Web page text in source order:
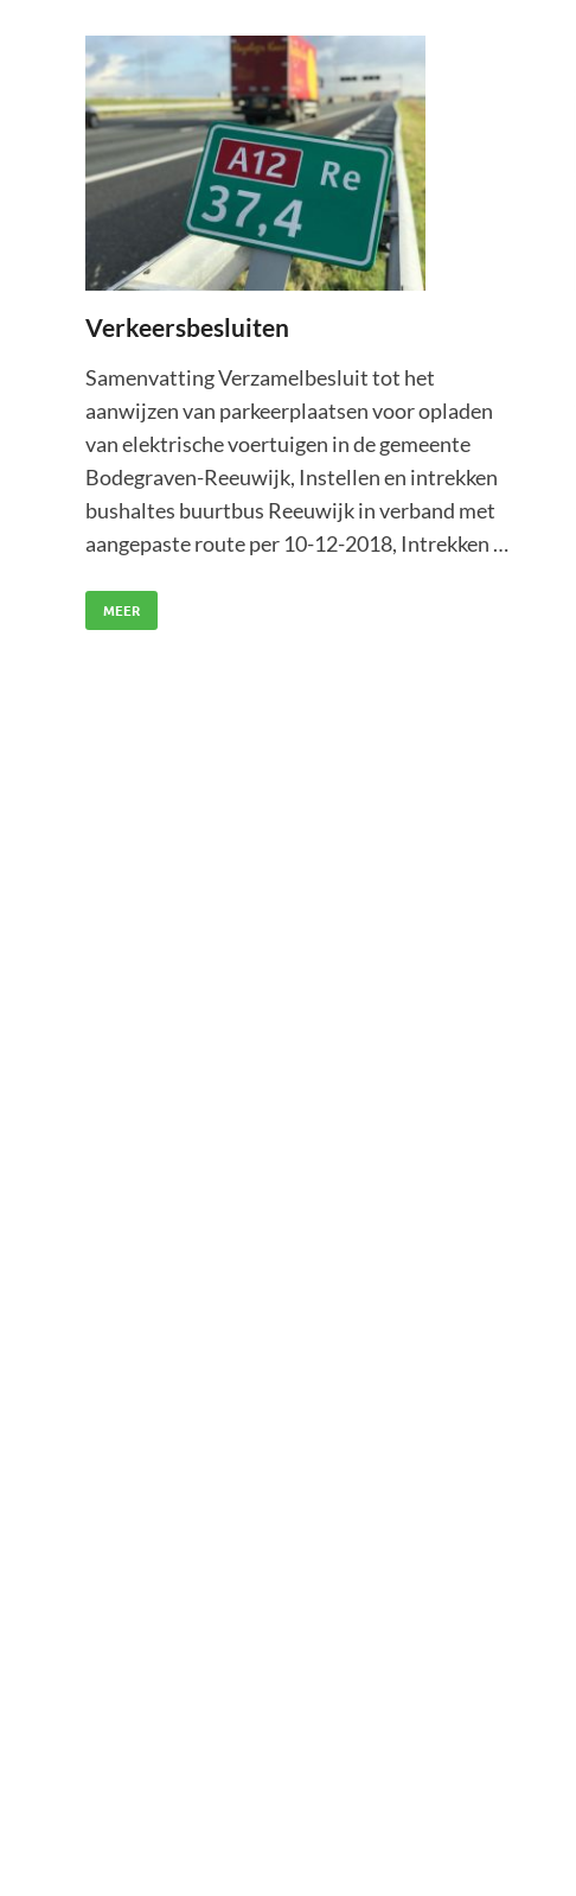
Verkeersbesluiten
Samenvatting Verzamelbesluit tot het
aanwijzen van parkeerplaatsen voor opladen
van elektrische voertuigen in de gemeente
Bodegraven-Reeuwijk, Instellen en intrekken
bushaltes buurtbus Reeuwijk in verband met
aangepaste route per 10-12-2018, Intrekken …
MEER